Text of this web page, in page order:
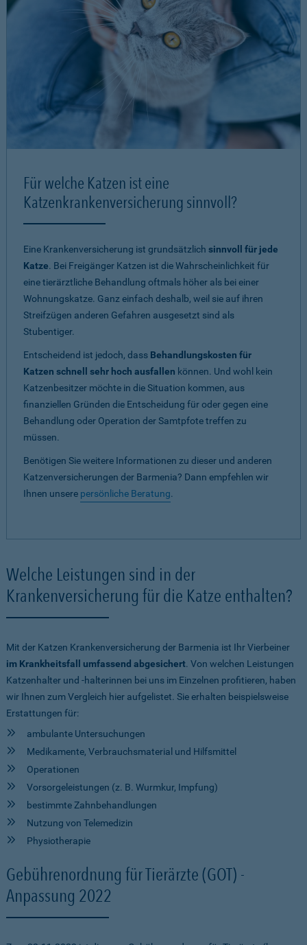
Für welche Katzen ist eine
Katzenkrankenversicherung sinnvoll?
Eine Krankenversicherung ist grundsätzlich sinnvoll für jede
Katze. Bei Freigänger Katzen ist die Wahrscheinlichkeit für
eine tierärztliche Behandlung oftmals höher als bei einer
Wohnungskatze. Ganz einfach deshalb, weil sie auf ihren
Streifzügen anderen Gefahren ausgesetzt sind als
Stubentiger.
Entscheidend ist jedoch, dass Behandlungskosten für
Katzen schnell sehr hoch ausfallen können. Und wohl kein
Katzenbesitzer möchte in die Situation kommen, aus
finanziellen Gründen die Entscheidung für oder gegen eine
Behandlung oder Operation der Samtpfote treffen zu
müssen.
Benötigen Sie weitere Informationen zu dieser und anderen
Katzenversicherungen der Barmenia? Dann empfehlen wir
Ihnen unsere persönliche Beratung.
Welche Leistungen sind in der
Krankenversicherung für die Katze enthalten?
Mit der Katzen Krankenversicherung der Barmenia ist Ihr Vierbeiner
im Krankheitsfall umfassend abgesichert. Von welchen Leistungen
Katzenhalter und -halterinnen bei uns im Einzelnen profitieren, haben
wir Ihnen zum Vergleich hier aufgelistet. Sie erhalten beispielsweise
Erstattungen für:
ambulante Untersuchungen
Medikamente, Verbrauchsmaterial und Hilfsmittel
Operationen
Vorsorgeleistungen (z. B. Wurmkur, Impfung)
bestimmte Zahnbehandlungen
Nutzung von Telemedizin
Physiotherapie
Gebührenordnung für Tierärzte (GOT) -
Anpassung 2022